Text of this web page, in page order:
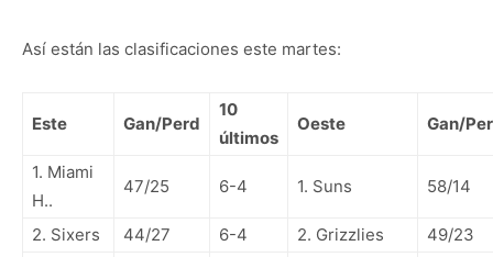
Así están las clasificaciones este martes:
Este Gan/Perd
10
últimos
Oeste Gan/
1. Miami
H..
47/25 6-4 1. Suns 58/14
2. Sixers 44/27 6-4 2. Grizzlies
49/23